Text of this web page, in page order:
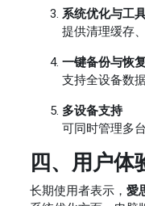
系统优化与工
提供清理缓存
一键备份与恢复
支持全设备数
多设备支持
可同时管理多
四、用户体
长期使用者表示，愛